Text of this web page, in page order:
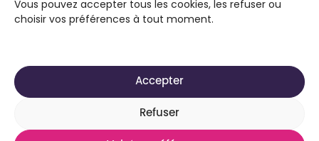
Vous pouvez accepter tous les cookies, les refuser ou
choisir vos préférences à tout moment.
Accepter
Refuser
2025-2026 Site réalisé parMédia Animation ASBL
pour son projet À Films Ouverts